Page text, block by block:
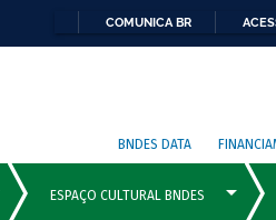
COMUNICA BR
BNDES DATA